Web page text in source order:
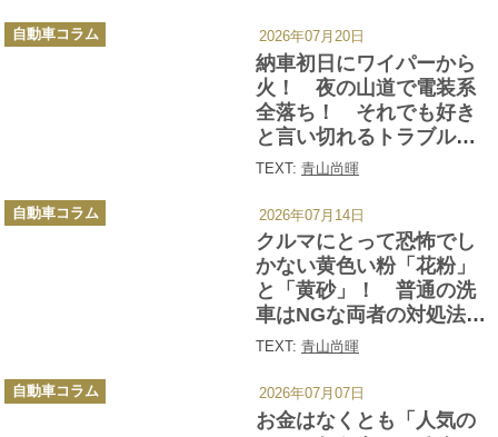
納車初日にワイパーから
火！ 夜の山道で電装系
全落ち！ それでも好き
と言い切れるトラブルだ
らけの「マセラティ・ビ
ーナーが語る
TEXT: 青山尚暉
カ
テ
自動車コラム 2026年07月20日
クルマにとって恐怖でし
かない黄色い粉「花粉」
と「黄砂」！ 普通の洗
車はNGな両者の対処法を
洗車マイスターが伝授!!
TEXT: 青山尚暉
カ
テ
自動車コラム 2026年07月14日
お金はなくとも「人気の
カ
テ
自動車コラム 2026年07月07日